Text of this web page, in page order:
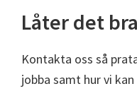
Låter det
Kontakta oss så
jobba samt hur vi